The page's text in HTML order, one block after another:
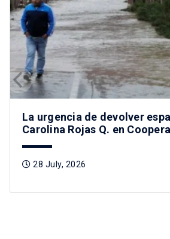
La urgencia de devolver
Carolina Rojas Q. en
28 July, 2026